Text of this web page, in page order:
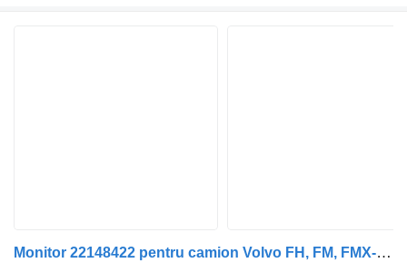
Monitor 22148422 pentru camion Volvo FH, FM, FMX-4 series (2013)